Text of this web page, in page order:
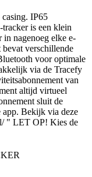
IP65
is een klein
in nagenoeg elke e-
verschillende
voor optimale
via de Tracefy
van
altijd virtueel
sluit de
app. Bekijk via deze
" LET OP! Kies de